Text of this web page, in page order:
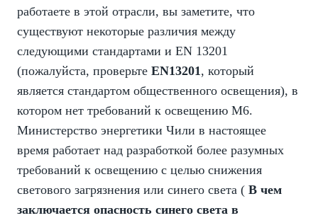
работаете в этой отрасли, вы заметите, что
существуют некоторые различия между
следующими стандартами и EN 13201
(пожалуйста, проверьте EN13201, который
является стандартом общественного освещения), в
котором нет требований к освещению M6.
Министерство энергетики Чили в настоящее
время работает над разработкой более разумных
требований к освещению с целью снижения
светового загрязнения или синего света ( В чем
заключается опасность синего света в